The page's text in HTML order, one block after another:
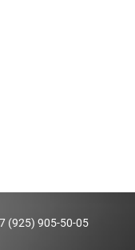
(925) 905-50-05